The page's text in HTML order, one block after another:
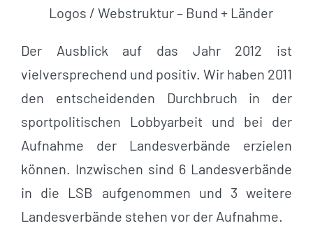
Logos / Webstruktur – Bund + Länder
Der Ausblick auf das Jahr 2012 ist
vielversprechend und positiv. Wir haben 2011
den entscheidenden Durchbruch in der
sportpolitischen Lobbyarbeit und bei der
Aufnahme der Landesverbände erzielen
können. Inzwischen sind 6 Landesverbände
in die LSB aufgenommen und 3 weitere
Landesverbände stehen vor der Aufnahme.